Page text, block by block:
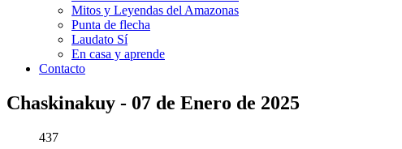
Mitos y Leyendas del Amazonas
Punta de flecha
Laudato Sí
En casa y aprende
Contacto
Chaskinakuy - 07 de Enero de 2025
437